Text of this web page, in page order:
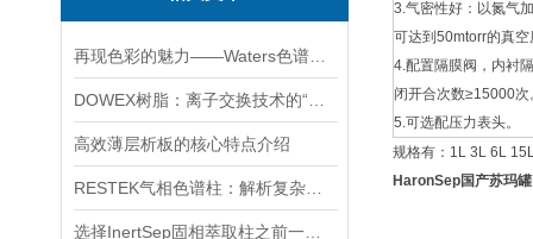
高效薄层析板的核心特点介绍
3.气密性好：以氮气
可达到50mtorr的真空
4.配置隔膜阀，内衬
闭开合次数≥15000次
5.可选配压力表头。
规格有：1L 3L 6L
HaronSep国产苏玛罐